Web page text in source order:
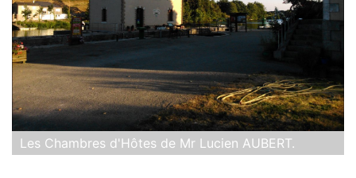
Les Chambres d'Hôtes de Mr Lucien AUBERT.